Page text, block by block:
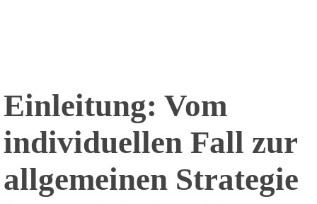
Einleitung: Vom
individuellen Fall zur
allgemeinen Strategie